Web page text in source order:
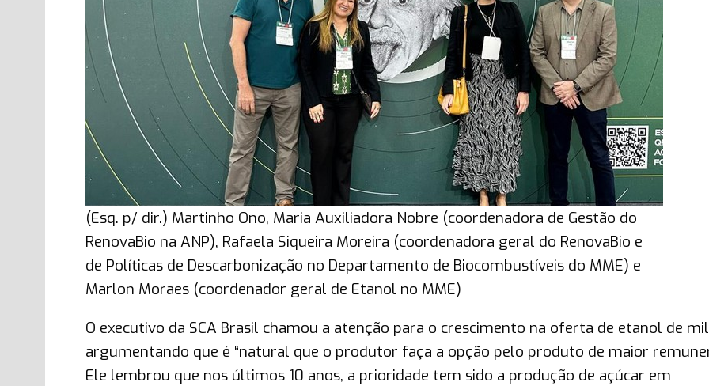
(Esq. p/ dir.) Martinho Ono, Maria Auxiliadora Nobre (coordenadora de Gestão do
RenovaBio na ANP), Rafaela Siqueira Moreira (coordenadora geral do RenovaBio e
de Políticas de Descarbonização no Departamento de Biocombustíveis do MME) e
Marlon Moraes (coordenador geral de Etanol no MME)
O executivo da SCA Brasil chamou a atenção para o crescimento na oferta de etanol de
argumentando que é “natural que o produtor faça a opção pelo produto de maior
Ele lembrou que nos últimos 10 anos, a prioridade tem sido a produção de açúcar em